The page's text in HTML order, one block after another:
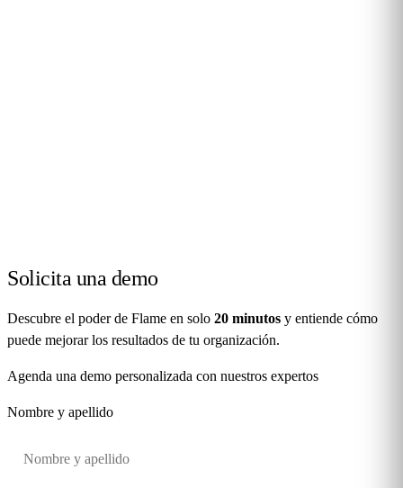
Solicita una demo
Descubre el poder de Flame en solo 20 minutos y entiende cómo
puede mejorar los resultados de tu organización.
Agenda una demo personalizada con nuestros expertos
Nombre y apellido